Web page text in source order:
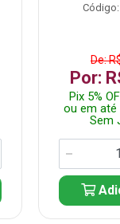
De:
Por:
Pix 5%
ou em até
Sem